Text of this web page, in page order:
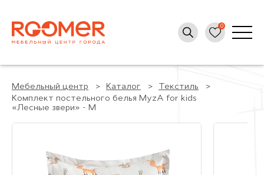
Мебельный центр Каталог
Текстиль
Комплект постельного белья MyzA for kids
«Лесные звери» - M